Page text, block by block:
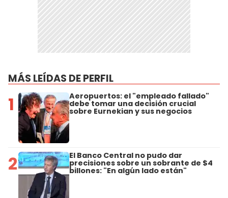
MÁS LEÍDAS DE PERFIL
1 Aeropuertos: el "empleado fallado"
debe tomar una decisión crucial
sobre Eurnekian y sus negocios
2 El Banco Central no pudo dar
precisiones sobre un sobrante de $4
billones: "En algún lado están"